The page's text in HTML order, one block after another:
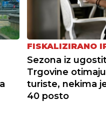
FISKALIZIRANO
Sezona iz
Trgovine
turiste, nekima
40 posto